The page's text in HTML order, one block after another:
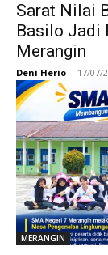
Sarat Nilai
Basilo Jadi
Merangin
Deni Herio - 17/07/
MERANGIN